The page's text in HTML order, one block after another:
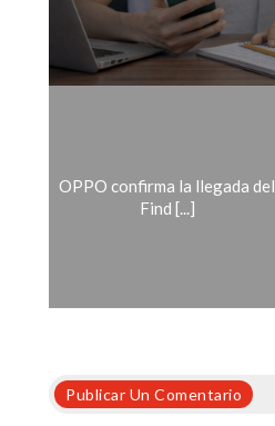
OPPO confirma la llegada del
Find [...]
Publicar Un Comentario